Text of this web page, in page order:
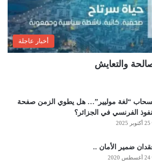
أخبار عاجلة
والتعايش
“لغة موليير”… هل يطوي الزمن صفحة
الفرنسي في الجزائر؟
25 أكتوبر 2025
ضمير الأمان ..
24 أغسطس 2020